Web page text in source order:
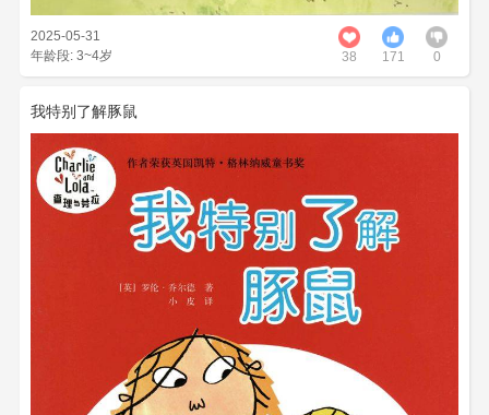
2025-05-31
年龄段: 3~4岁
38 171 0
我特别了解豚鼠